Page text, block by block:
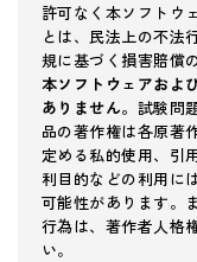
許可なく本ソフトウ
とは、民法上の不法
規に基づく損害賠償
本ソフトウェアおよ
ありません。 試験問
品の著作権は各原著
定める私的使用、引
利目的などの利用に
可能性があります。
行為は、著作者人格
い。